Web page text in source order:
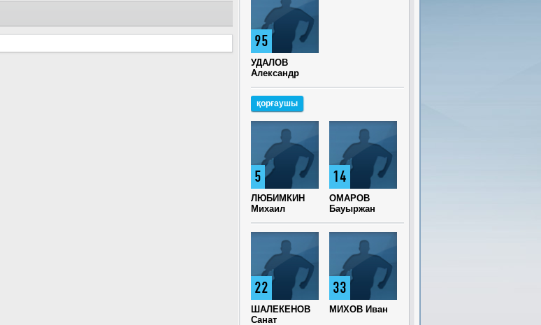
95
УДАЛОВ
Александр
қорғаушы
5
ЛЮБИМКИН
Михаил
14
ОМАРОВ
Бауыржан
22
ШАЛЕКЕНОВ
Санат
33
МИХОВ Иван